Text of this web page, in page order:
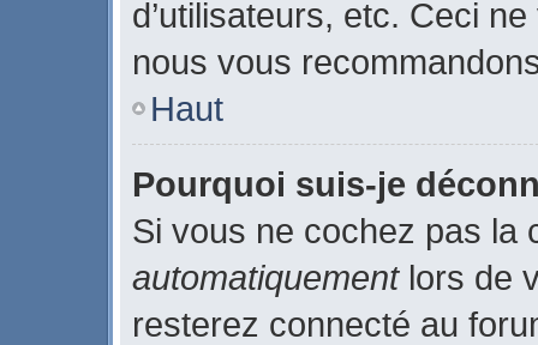
d’utilisateurs, etc. Ceci
nous vous
Haut
Pourquoi suis-je
Si vous ne cochez pas la
automatiquementlors de
resterez connecté au